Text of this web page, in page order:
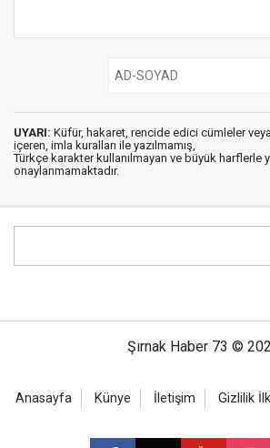
UYARI: Küfür, hakaret, rencide edici cümleler
içeren, imla kuralları ile yazılmamış,
Türkçe karakter kullanılmayan ve büyük harflerle
onaylanmamaktadır.
Şırnak Haber 73 ©
Anasayfa Künye İletişim Gizlilik